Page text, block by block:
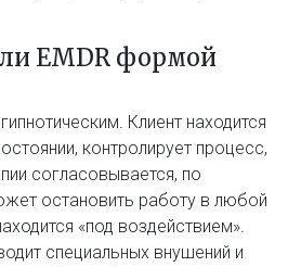
EMDR формой
Клиент находится
контролирует процесс,
согласовывается, по
остановить работу в любой
«под воздействием».
специальных внушений и